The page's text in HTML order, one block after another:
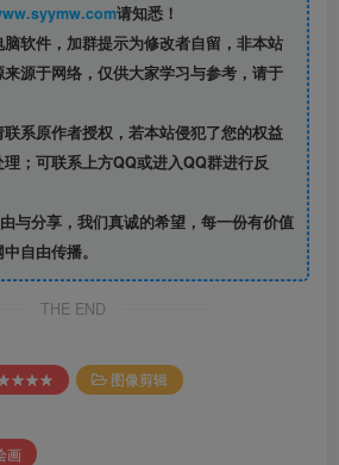
丨 www.syymw.com请知悉！
软件，加群提示为修改者自留， 非本站
源于网络，仅供大家学习与参考，请于
系原作者授权，若本站侵犯了您的权益
；可联系上方QQ或进入QQ群进行反
与分享，我们真诚的希望，每一份有价值
自由传播。
THE END
★★★★★
图像剪辑
画